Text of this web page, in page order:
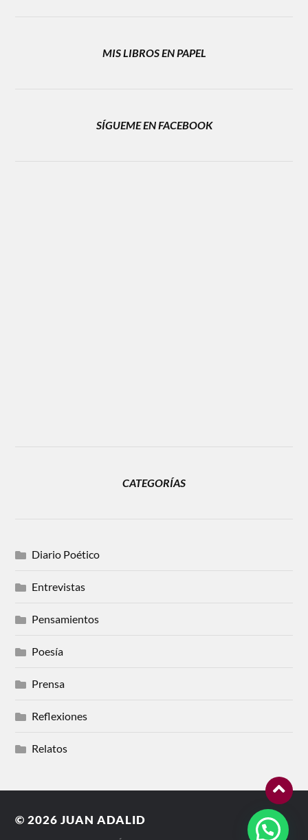
MIS LIBROS EN PAPEL
SÍGUEME EN FACEBOOK
CATEGORÍAS
Diario Poético
Entrevistas
Pensamientos
Poesía
Prensa
Reflexiones
Relatos
© 2026JUAN ADALID